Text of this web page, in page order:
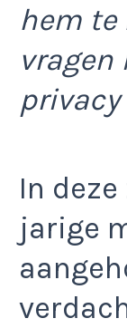
hem te
vragen
privacy
In
jarige